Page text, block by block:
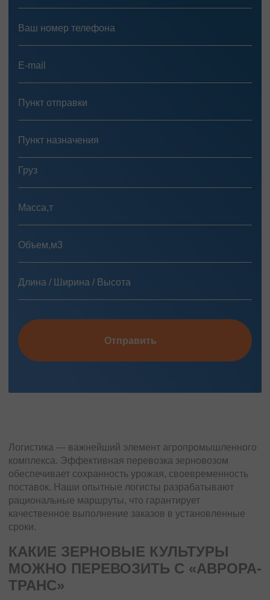
Отправить
Логистика — важнейший элемент агропромышленного
комплекса. Эффективная перевозка зерновозом
обеспечивает сохранность урожая, своевременность
поставок. Наши опытные логисты разрабатывают
рациональные маршруты, что гарантирует
качественное выполнение заказов в установленные
сроки.
КАКИЕ ЗЕРНОВЫЕ КУЛЬТУРЫ
МОЖНО ПЕРЕВОЗИТЬ С «АВРОРА-
ТРАНС»